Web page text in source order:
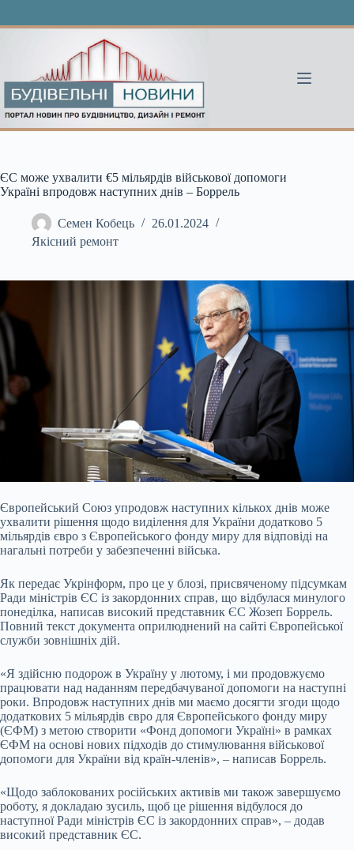
ЄС може ухвалити €5 мільярдів військової допомоги
Україні впродовж наступних днів – Боррель
Семен Кобець
26.01.2024
Якісний ремонт
Європейський Союз упродовж наступних кількох днів може
ухвалити рішення щодо виділення для України додатково 5
мільярдів євро з Європейського фонду миру для відповіді на
нагальні потреби у забезпеченні війська.
Як передає Укрінформ, про це у блозі, присвяченому підсумкам
Ради міністрів ЄС із закордонних справ, що відбулася минулого
понеділка, написав високий представник ЄС Жозеп Боррель.
Повний текст документа оприлюднений на сайті Європейської
служби зовнішніх дій.
«Я здійсню подорож в Україну у лютому, і ми продовжуємо
працювати над наданням передбачуваної допомоги на наступні
роки. Впродовж наступних днів ми маємо досягти згоди щодо
додаткових 5 мільярдів євро для Європейського фонду миру
(ЄФМ) з метою створити «Фонд допомоги Україні» в рамках
ЄФМ на основі нових підходів до стимулювання військової
допомоги для України від країн-членів», – написав Боррель.
«Щодо заблокованих російських активів ми також завершуємо
роботу, я докладаю зусиль, щоб це рішення відбулося до
наступної Ради міністрів ЄС із закордонних справ», – додав
високий представник ЄС.